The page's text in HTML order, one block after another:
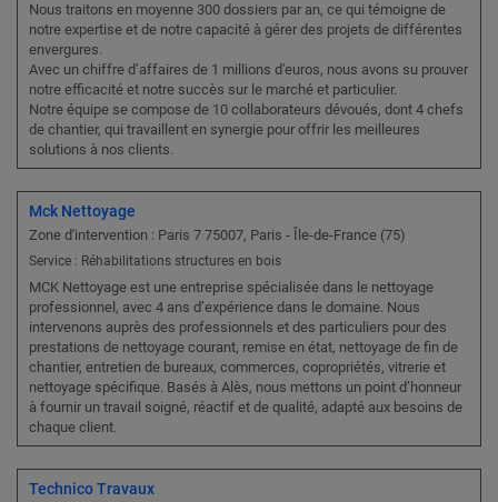
Nous traitons en moyenne 300 dossiers par an, ce qui témoigne de
notre expertise et de notre capacité à gérer des projets de différentes
envergures.
Avec un chiffre d’affaires de 1 millions d'euros, nous avons su prouver
notre efficacité et notre succès sur le marché et particulier.
Notre équipe se compose de 10 collaborateurs dévoués, dont 4 chefs
de chantier, qui travaillent en synergie pour offrir les meilleures
solutions à nos clients.
Mck Nettoyage
Zone d'intervention : Paris 7 75007, Paris - Île-de-France (75)
Service : Réhabilitations structures en bois
MCK Nettoyage est une entreprise spécialisée dans le nettoyage
professionnel, avec 4 ans d’expérience dans le domaine. Nous
intervenons auprès des professionnels et des particuliers pour des
prestations de nettoyage courant, remise en état, nettoyage de fin de
chantier, entretien de bureaux, commerces, copropriétés, vitrerie et
nettoyage spécifique. Basés à Alès, nous mettons un point d’honneur
à fournir un travail soigné, réactif et de qualité, adapté aux besoins de
chaque client.
Technico Travaux